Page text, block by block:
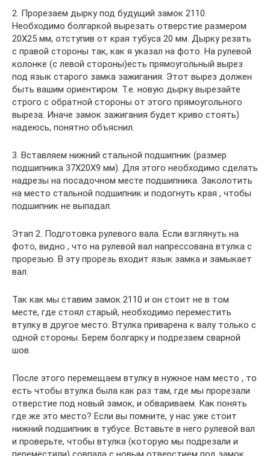
2. Прорезаем дырку под будущий замок 2110.
Необходимо болгаркой вырезать отверстие размером
20Х25 мм, отступив от края тубуса 20 мм. Дырку резать
с правой стороны так, как я указал на фото. На рулевой
колонке (с левой стороны)есть прямоугольный вырез
под язык старого замка зажигания. Этот вырез должен
быть вашим ориентиром. Т.е. новую дырку вырезайте
строго с обратной стороны от этого прямоугольного
выреза. Иначе замок зажигания будет криво стоять)
надеюсь, понятно объяснил.
3. Вставляем нижний стальной подшипник (размер
подшипника 37Х20Х9 мм). Для этого необходимо сделать
надрезы на посадочном месте подшипника. Заколотить
на место стальной подшипник и подогнуть края , чтобы
подшипник не выпадал.
Этап 2. Подготовка рулевого вала. Если взглянуть на
фото, видно , что на рулевой вал напрессована втулка с
прорезью. В эту прорезь входит язык замка и замыкает
вал.
Так как мы ставим замок 2110 и он стоит не в том
месте, где стоял старый, необходимо переместить
втулку в другое место. Втулка приварена к валу только с
одной стороны. Берем болгарку и подрезаем сварной
шов.
После этого перемещаем втулку в нужное нам место , то
есть чтобы втулка была как раз там, где мы прорезали
отверстие под новый замок, и обвариваем. Как понять
где же это место? Если вы помните, у нас уже стоит
нижний подшипник в тубусе. Вставьте в него рулевой вал
и проверьте, чтобы втулка (которую мы подрезали и